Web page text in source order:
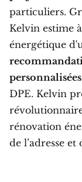
particuliers.
Kelvin estime
énergétique
personnalisées
DPE. Kelvin
rénovation
de l’adresse